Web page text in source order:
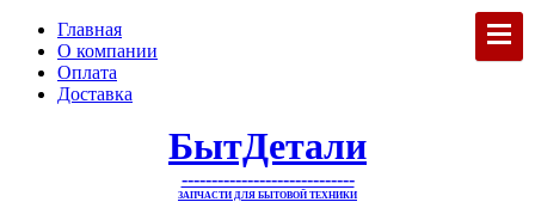
Главная
О компании
Оплата
Доставка
БытДетали
-----------------------------
ЗАПЧАСТИ ДЛЯ БЫТОВОЙ ТЕХНИКИ